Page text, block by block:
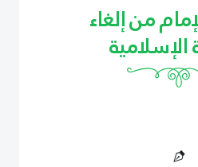
من إلغاء
الإسلامية